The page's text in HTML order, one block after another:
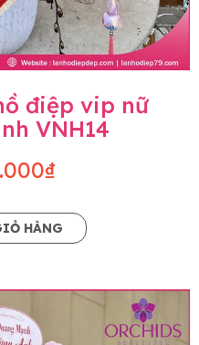
điệp vip nữ
VNH14
HÀNG